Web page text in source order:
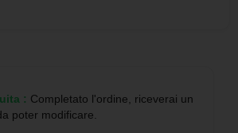
e usura. È possibile allegare
Latexture finemente perforata sul
rendendolo ideale per attività
: Completato l'ordine, riceverai un
poter modificare.